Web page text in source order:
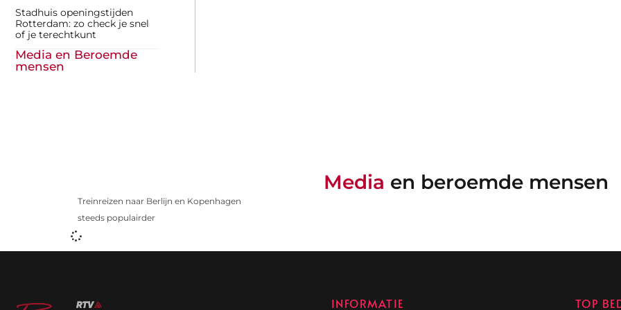
Stadhuis openingstijden
Rotterdam: zo check je snel
of je terechtkunt
Media en Beroemde
mensen
Media en beroemde mensen
Treinreizen naar Berlijn en Kopenhagen
steeds populairder
INFORMATIE TOP